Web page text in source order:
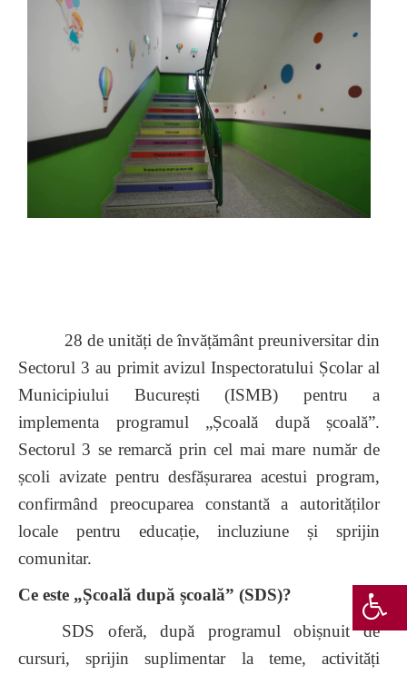
28 de unități de învățământ preuniversitar din
Sectorul 3 au primit avizul Inspectoratului Școlar al
Municipiului București (ISMB) pentru a
implementa programul „Școală după școală”.
Sectorul 3 se remarcă prin cel mai mare număr de
școli avizate pentru desfășurarea acestui program,
confirmând preocuparea constantă a autorităților
locale pentru educație, incluziune și sprijin
comunitar.
Ce este „Școală după școală” (SDS)?
SDS oferă, după programul obișnuit de
cursuri, sprijin suplimentar la teme, activități